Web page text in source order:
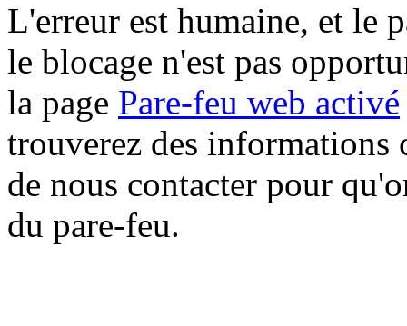
L'erreur est humaine, et le
le blocage n'est pas
la page Pare-feu web activé
trouverez des informations
de nous contacter pour
du pare-feu.